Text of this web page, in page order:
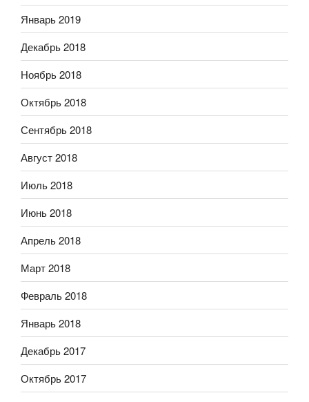
Январь 2019
Декабрь 2018
Ноябрь 2018
Октябрь 2018
Сентябрь 2018
Август 2018
Июль 2018
Июнь 2018
Апрель 2018
Март 2018
Февраль 2018
Январь 2018
Декабрь 2017
Октябрь 2017